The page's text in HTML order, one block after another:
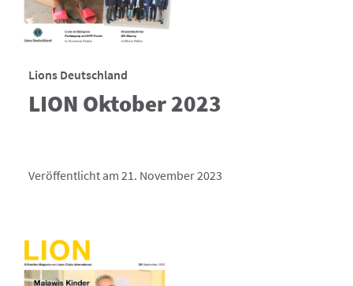
Lions Deutschland
LION Oktober 2023
Veröffentlicht am 21. November 2023